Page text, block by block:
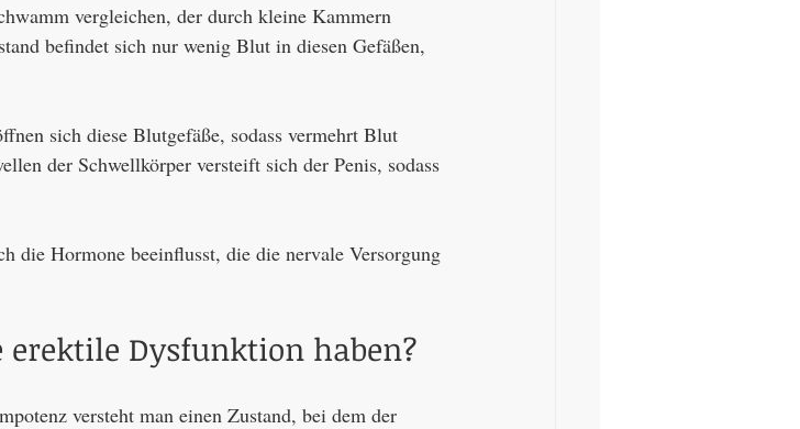
vergleichen, der durch kleine Kammern
befindet sich nur wenig Blut in diesen Gefäßen,
sich diese Blutgefäße, sodass vermehrt Blut
der Schwellkörper versteift sich der Penis, sodass
die Hormone beeinflusst, die die nervale Versorgung
Dysfunktion haben?
versteht man einen Zustand, bei dem der